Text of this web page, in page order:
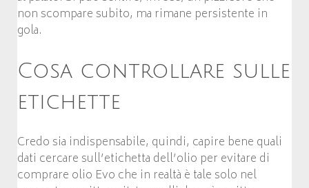
non scompare subito, ma rimane persistente in
gola.
Cosa controllare sulle
etichette
Credo sia indispensabile, quindi, capire bene quali
dati cercare sull’etichetta dell’olio per evitare di
comprare olio Evo che in realtà è tale solo nel